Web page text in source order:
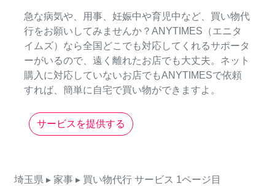
急な病気や、用事、妊娠中や育児中など、買い物代
行をお願いしてみませんか？ANYTIMES（エニタ
イムズ）なら全国どこでも対応してくれるサポータ
ーがいるので、遠く離れたお店でも大丈夫。ネット
購入に対応していないお店でもANYTIMESで依頼
すれば、簡単に自宅で買い物ができますよ。
サービスを提供する
埼玉県 ▸ 家事 ▸ 買い物代行 サービス 1ページ目